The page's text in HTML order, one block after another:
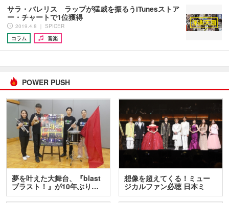
サラ・バレリス ラップが猛威を振るうiTunesストア
ー・チャートで1位獲得
2019.4.8 ｜ SPICER
コラム
音楽
POWER PUSH
夢を叶えた大舞台、『blast
ブラスト！』が10年ぶり…
想像を超えてくる！ミュー
ジカルファン必聴 日本ミ
ュ…